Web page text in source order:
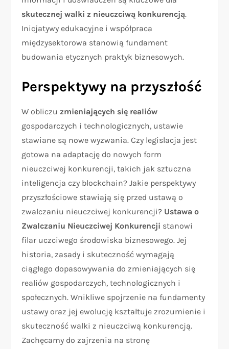
skutecznej walki z nieuczciwą konkurencją.
Inicjatywy edukacyjne i współpraca
międzysektorowa stanowią fundament
budowania etycznych praktyk biznesowych.
Perspektywy na przyszłość
W obliczu zmieniających się realiów
gospodarczych i technologicznych, ustawie
stawiane są nowe wyzwania. Czy legislacja jest
gotowa na adaptację do nowych form
nieuczciwej konkurencji, takich jak sztuczna
inteligencja czy blockchain? Jakie perspektywy
przyszłościowe stawiają się przed ustawą o
zwalczaniu nieuczciwej konkurencji? Ustawa o
Zwalczaniu Nieuczciwej Konkurencji stanowi
filar uczciwego środowiska biznesowego. Jej
historia, zasady i skuteczność wymagają
ciągłego dopasowywania do zmieniających się
realiów gospodarczych, technologicznych i
społecznych. Wnikliwe spojrzenie na fundamenty
ustawy oraz jej ewolucję kształtuje zrozumienie i
skuteczność walki z nieuczciwą konkurencją.
Zachęcamy do zajrzenia na stronę